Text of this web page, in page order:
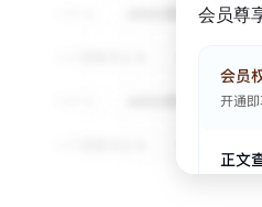
会员尊